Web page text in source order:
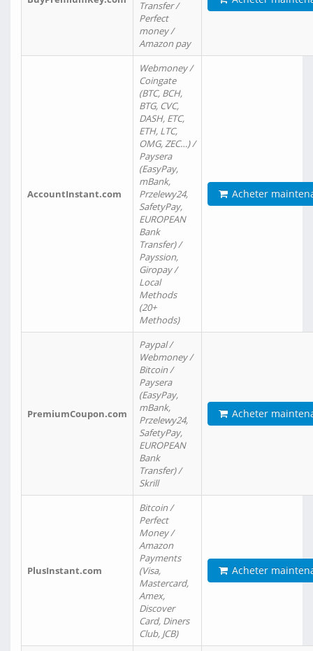
Transfer /
Perfect
money /
Amazon pay
AccountInstant.com
Webmoney /
Coingate
(BTC, BCH,
BTG, CVC,
DASH, ETC,
ETH, LTC,
OMG, ZEC…) /
Paysera
(EasyPay,
mBank,
Przelewy24,
SafetyPay,
EUROPEAN
Bank
Transfer) /
Payssion,
Giropay /
Local
Methods
(20+
Methods)
Acheter
PremiumCoupon.com
Paypal /
Webmoney /
Bitcoin /
Paysera
(EasyPay,
mBank,
Przelewy24,
SafetyPay,
EUROPEAN
Bank
Transfer) /
Skrill
Acheter
PlusInstant.com
Bitcoin /
Perfect
Money /
Amazon
Payments
(Visa,
Mastercard,
Amex,
Discover
Card, Diners
Club, JCB)
Acheter